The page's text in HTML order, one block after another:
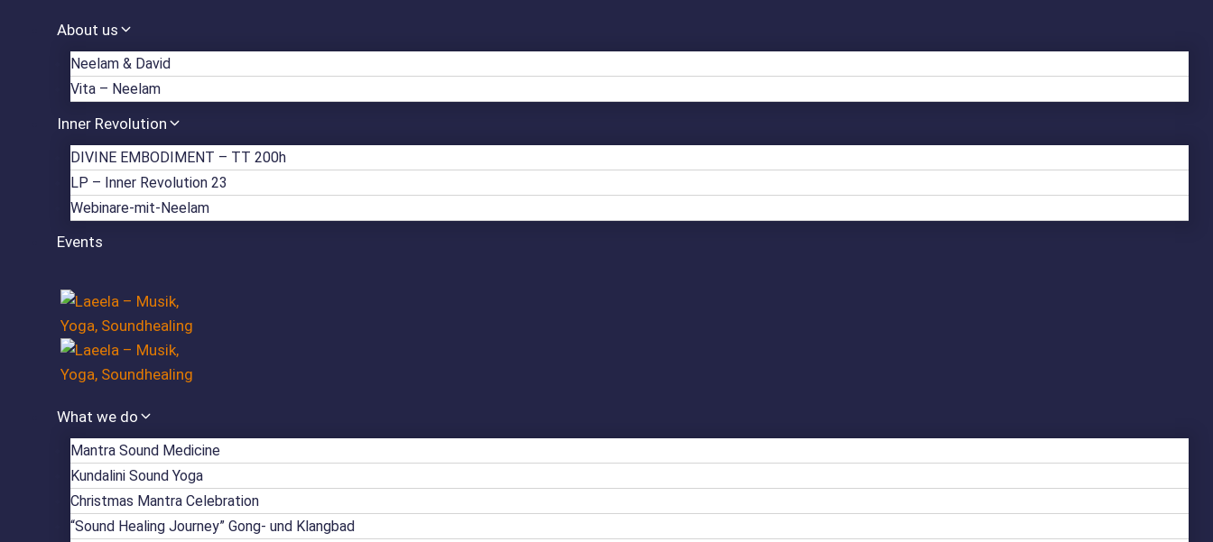
About us
Neelam & David
Vita – Neelam
Inner Revolution
DIVINE EMBODIMENT – TT 200h
LP – Inner Revolution 23
Webinare-mit-Neelam
Events
What we do
Mantra Sound Medicine
Kundalini Sound Yoga
Christmas Mantra Celebration
“Sound Healing Journey” Gong- und Klangbad